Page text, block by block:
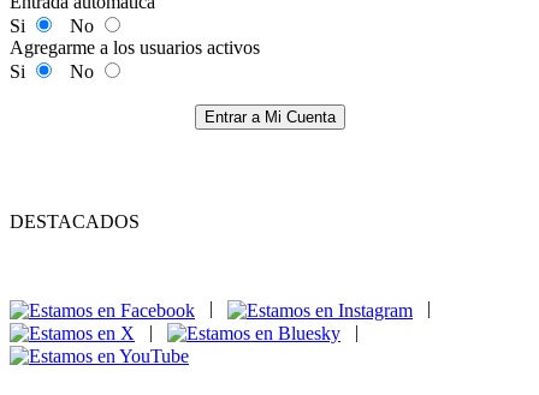
Si
No
Agregarme a los usuarios activos
Si
No
Entrar a Mi Cuenta
DESTACADOS
|
|